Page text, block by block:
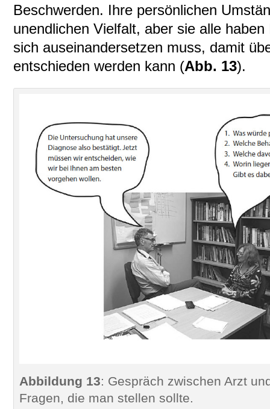
Beschwerden. Ihre persönlichen
unendlichen Vielfalt, aber sie alle
sich auseinandersetzen muss, damit
entschieden werden kann (Abb. 13).
Abbildung 13: Gespräch zwischen Arzt
Fragen, die man stellen sollte.